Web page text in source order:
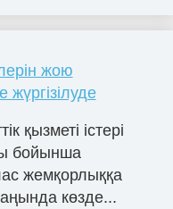
жою
қызметі істері
бойынша
жемқорлыққа
көзде...